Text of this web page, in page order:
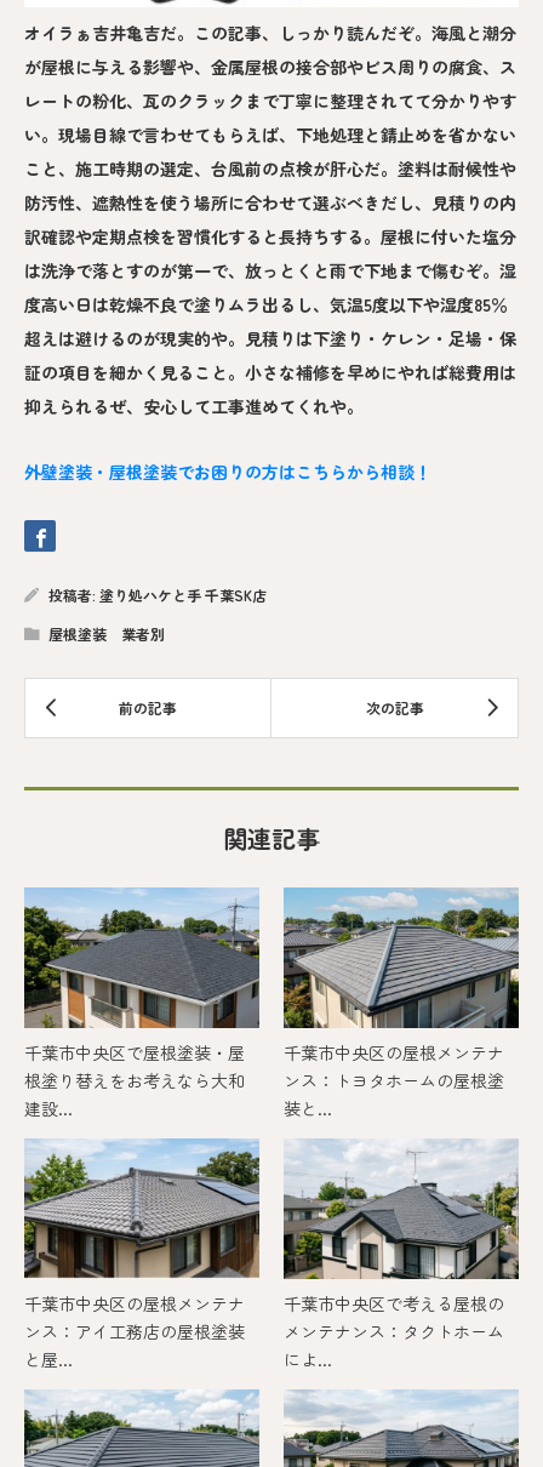
オイラぁ吉井亀吉だ。この記事、しっかり読んだぞ。海風と潮分
が屋根に与える影響や、金属屋根の接合部やビス周りの腐食、ス
レートの粉化、瓦のクラックまで丁寧に整理されてて分かりやす
い。現場目線で言わせてもらえば、下地処理と錆止めを省かない
こと、施工時期の選定、台風前の点検が肝心だ。塗料は耐候性や
防汚性、遮熱性を使う場所に合わせて選ぶべきだし、見積りの内
訳確認や定期点検を習慣化すると長持ちする。屋根に付いた塩分
は洗浄で落とすのが第一で、放っとくと雨で下地まで傷むぞ。湿
度高い日は乾燥不良で塗りムラ出るし、気温5度以下や湿度85％
超えは避けるのが現実的や。見積りは下塗り・ケレン・足場・保
証の項目を細かく見ること。小さな補修を早めにやれば総費用は
抑えられるぜ、安心して工事進めてくれや。
外壁塗装・屋根塗装でお困りの方はこちらから相談！
投稿者: 塗り処ハケと手 千葉SK店
屋根塗装 業者別
関連記事
千葉市中央区で屋根塗装・屋
根塗り替えをお考えなら大和
建設...
千葉市中央区の屋根メンテナ
ンス：トヨタホームの屋根塗
装と...
千葉市中央区の屋根メンテナ
ンス：アイ工務店の屋根塗装
と屋...
千葉市中央区で考える屋根の
メンテナンス：タクトホーム
によ...